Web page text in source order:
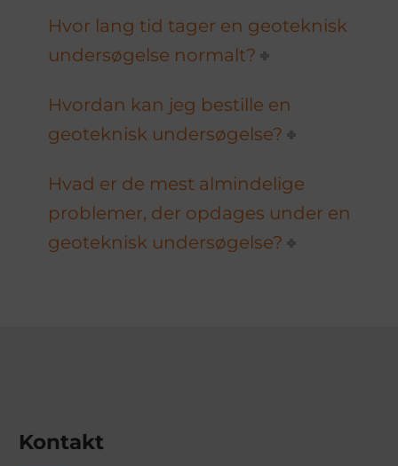
Hvor lang tid tager en geoteknisk
undersøgelse normalt?
Hvordan kan jeg bestille en
geoteknisk undersøgelse?
Hvad er de mest almindelige
problemer, der opdages under en
geoteknisk undersøgelse?
Kontakt